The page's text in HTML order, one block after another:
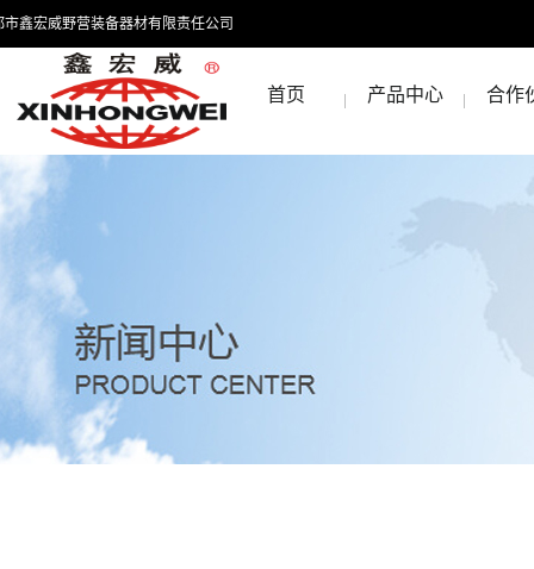
市鑫宏威野营装备器材有限责任公司
首页 产品中心 合作